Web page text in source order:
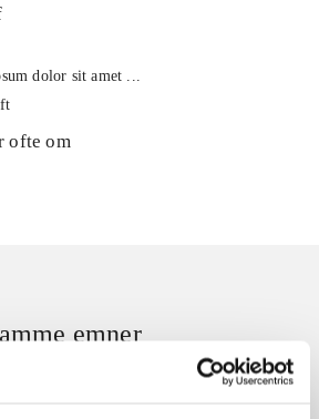
dolor sit amet ...
ofte om
emner